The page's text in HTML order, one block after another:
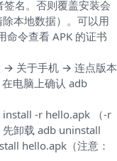
名。否则覆盖安装会
本地数据）。可以用
令查看 APK 的证书
→ 关于手机 → 连点版本
电脑上确认 adb
install -r hello.apk （-r
先卸载 adb uninstall
hello.apk（注意：